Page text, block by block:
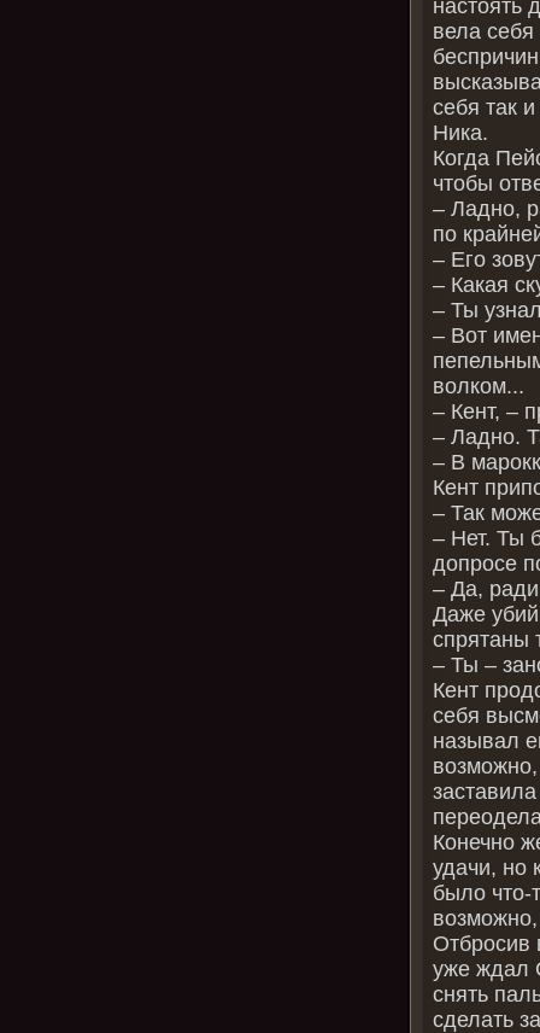
настоять
вела
себя так
Ника.
Когда
чтобы
– Ладно,
по
– Его
– Какая
– Ты
– Вот
волком...
– Кент, –
– Ладно.
– В
Кент
– Так
– Нет. Ты
допросе
– Да, ради
Даже
спрятаны
– Ты –
Кент
себя
называл
Конечно
удачи, но
было что-
Отбросив
уже ждал
снять
сделать